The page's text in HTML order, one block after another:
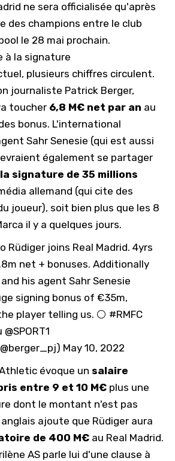
ne sera officialisée qu'après
des champions entre le club
le 28 mai prochain.
à la signature
plusieurs chiffres circulent.
journaliste Patrick Berger,
toucher 6,8 M€ net par an au
bonus. L'international
Sahr Senesie (qui est aussi
également se partager
signature de 35 millions
allemand (qui cite des
joueur), soit bien plus que les 8
il y a quelques jours.
Rüdiger joins Real Madrid. 4yrs
net + bonuses. Additionally
his agent Sahr Senesie
signing bonus of €35m,
player telling us. ⚪️ #RMFC
@SPORT1
May 10, 2022
évoque un salaire
entre 9 et 10 M€ plus une
dont le montant n'est pas
ajoute que Rüdiger aura
de 400 M€ au Real Madrid.
AS parle lui d'une clause à